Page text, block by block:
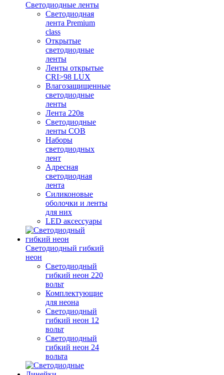
Светодиодные ленты
Светодиодная
лента Premium
class
Открытые
светодиодные
ленты
Ленты открытые
CRI>98 LUX
Влагозащищенные
светодиодные
ленты
Лента 220в
Светодиодные
ленты COB
Наборы
светодиодных
лент
Адресная
светодиодная
лента
Силиконовые
оболочки и ленты
для них
LED аксессуары
Светодиодный гибкий
неон
Светодиодный
гибкий неон 220
вольт
Комплектующие
для неона
Светодиодный
гибкий неон 12
вольт
Светодиодный
гибкий неон 24
вольта